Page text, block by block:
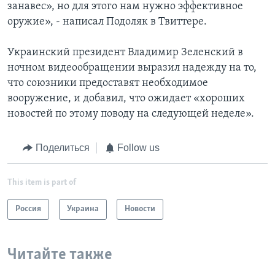
занавес», но для этого нам нужно эффективное
оружие», - написал Подоляк в Твиттере.
Украинский президент Владимир Зеленский в
ночном видеообращении выразил надежду на то,
что союзники предоставят необходимое
вооружение, и добавил, что ожидает «хороших
новостей по этому поводу на следующей неделе».
Поделиться Follow us
This item is part of
Россия Украина Новости
Читайте также